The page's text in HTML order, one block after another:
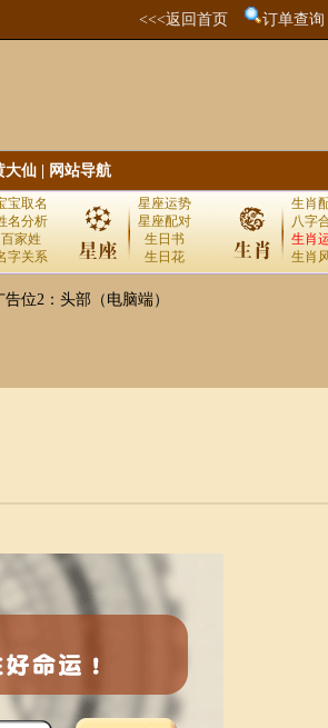
<<<返回首页 订单查询
大仙 网站导航
宝取名
名分析
百家姓
字关系
星座运势
星座配对
生日书
生日花
生肖
八字
生肖
生肖
告位2：头部（电脑端）